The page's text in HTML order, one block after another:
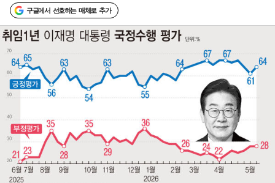
구글에서 선호하는 매체로 추가